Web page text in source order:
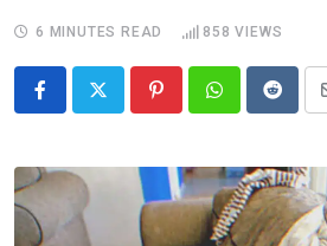
6 MINUTES READ 858 VIEWS
PinterestWhatsappReddit